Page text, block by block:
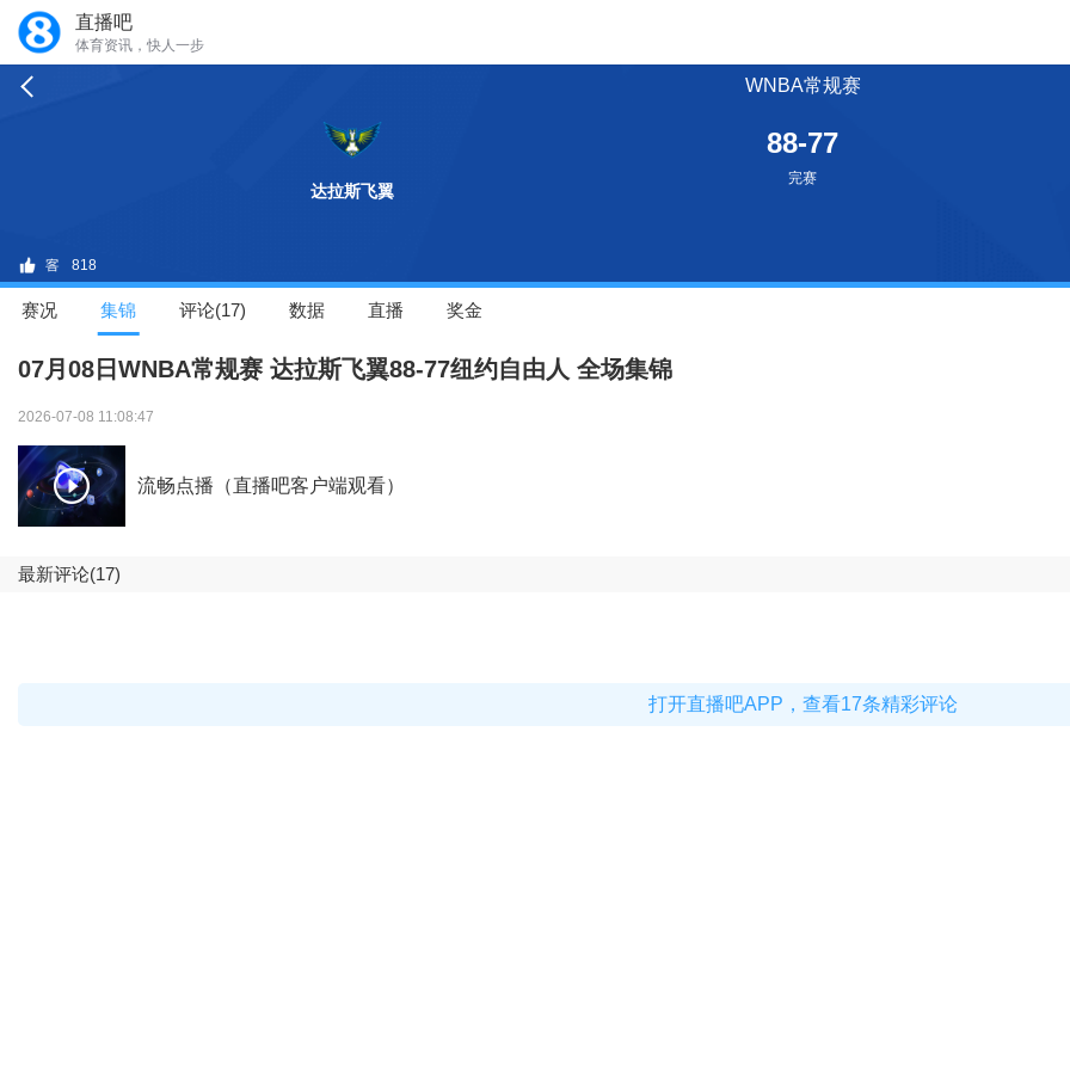
直播吧
体育资讯，快人一步
WNBA常规赛
达拉斯飞翼
88-77
完赛
818
赛况 集锦 评论(17) 数据 直播 奖金
07月08日WNBA常规赛 达拉斯飞翼88-77纽约自由人 全场集锦
2026-07-08 11:08:47
流畅点播（直播吧客户端观看）
最新评论(17)
打开直播吧APP，查看17条精彩评论